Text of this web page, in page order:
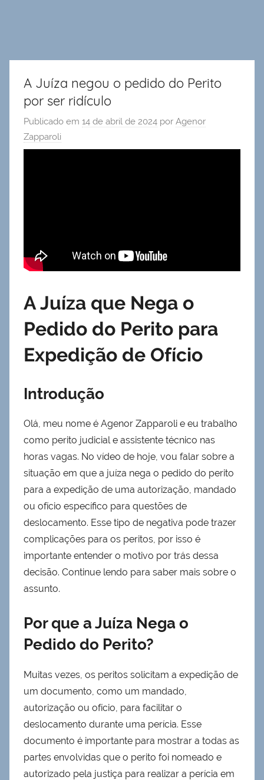
A Juíza negou o pedido do Perito
por ser ridículo
Publicado em 14 de abril de 2024 por Agenor
Zapparoli
A Juíza que Nega o
Pedido do Perito para
Expedição de Ofício
Introdução
Olá, meu nome é Agenor Zapparoli e eu trabalho
como perito judicial e assistente técnico nas
horas vagas. No vídeo de hoje, vou falar sobre a
situação em que a juíza nega o pedido do perito
para a expedição de uma autorização, mandado
ou ofício específico para questões de
deslocamento. Esse tipo de negativa pode trazer
complicações para os peritos, por isso é
importante entender o motivo por trás dessa
decisão. Continue lendo para saber mais sobre o
assunto.
Por que a Juíza Nega o
Pedido do Perito?
Muitas vezes, os peritos solicitam a expedição de
um documento, como um mandado,
autorização ou ofício, para facilitar o
deslocamento durante uma perícia. Esse
documento é importante para mostrar a todas as
partes envolvidas que o perito foi nomeado e
autorizado pela justiça para realizar a perícia em